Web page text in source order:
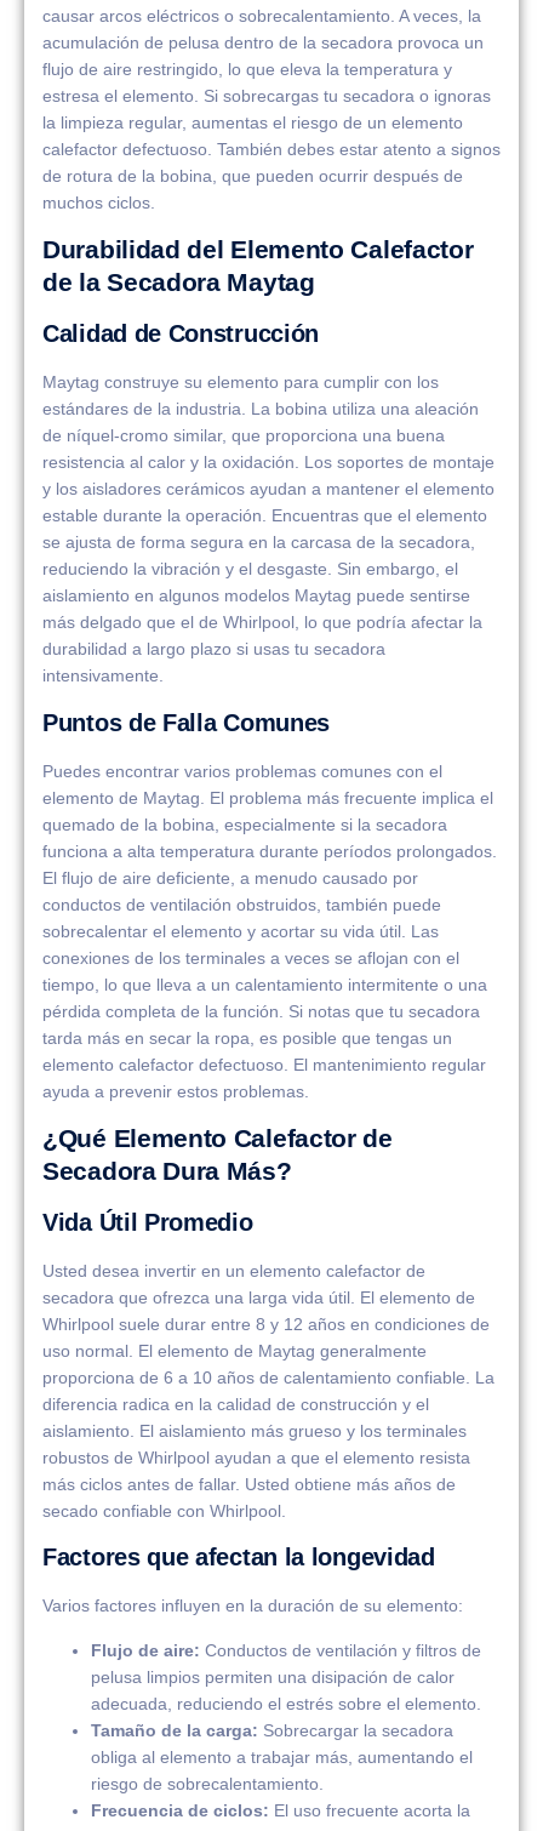
causar arcos eléctricos o sobrecalentamiento. A veces, la
acumulación de pelusa dentro de la secadora provoca un
flujo de aire restringido, lo que eleva la temperatura y
estresa el elemento. Si sobrecargas tu secadora o ignoras
la limpieza regular, aumentas el riesgo de un elemento
calefactor defectuoso. También debes estar atento a signos
de rotura de la bobina, que pueden ocurrir después de
muchos ciclos.
Durabilidad del Elemento Calefactor
de la Secadora Maytag
Calidad de Construcción
Maytag construye su elemento para cumplir con los
estándares de la industria. La bobina utiliza una aleación
de níquel-cromo similar, que proporciona una buena
resistencia al calor y la oxidación. Los soportes de montaje
y los aisladores cerámicos ayudan a mantener el elemento
estable durante la operación. Encuentras que el elemento
se ajusta de forma segura en la carcasa de la secadora,
reduciendo la vibración y el desgaste. Sin embargo, el
aislamiento en algunos modelos Maytag puede sentirse
más delgado que el de Whirlpool, lo que podría afectar la
durabilidad a largo plazo si usas tu secadora
intensivamente.
Puntos de Falla Comunes
Puedes encontrar varios problemas comunes con el
elemento de Maytag. El problema más frecuente implica el
quemado de la bobina, especialmente si la secadora
funciona a alta temperatura durante períodos prolongados.
El flujo de aire deficiente, a menudo causado por
conductos de ventilación obstruidos, también puede
sobrecalentar el elemento y acortar su vida útil. Las
conexiones de los terminales a veces se aflojan con el
tiempo, lo que lleva a un calentamiento intermitente o una
pérdida completa de la función. Si notas que tu secadora
tarda más en secar la ropa, es posible que tengas un
elemento calefactor defectuoso. El mantenimiento regular
ayuda a prevenir estos problemas.
¿Qué Elemento Calefactor de
Secadora Dura Más?
Vida Útil Promedio
Usted desea invertir en un elemento calefactor de
secadora que ofrezca una larga vida útil. El elemento de
Whirlpool suele durar entre 8 y 12 años en condiciones de
uso normal. El elemento de Maytag generalmente
proporciona de 6 a 10 años de calentamiento confiable. La
diferencia radica en la calidad de construcción y el
aislamiento. El aislamiento más grueso y los terminales
robustos de Whirlpool ayudan a que el elemento resista
más ciclos antes de fallar. Usted obtiene más años de
secado confiable con Whirlpool.
Factores que afectan la longevidad
Varios factores influyen en la duración de su elemento:
Flujo de aire: Conductos de ventilación y filtros de
pelusa limpios permiten una disipación de calor
adecuada, reduciendo el estrés sobre el elemento.
Tamaño de la carga: Sobrecargar la secadora
obliga al elemento a trabajar más, aumentando el
riesgo de sobrecalentamiento.
Frecuencia de ciclos: El uso frecuente acorta la